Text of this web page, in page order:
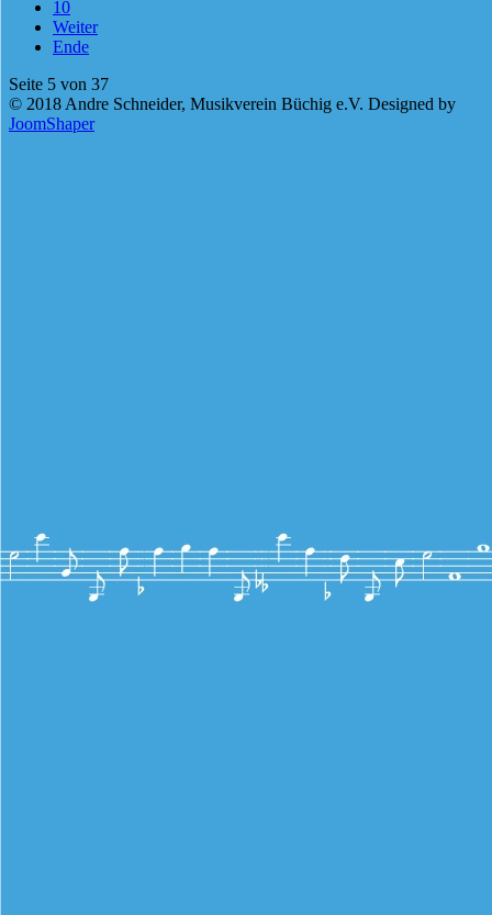
10
Weiter
Ende
Seite 5 von 37
© 2018 Andre Schneider, Musikverein Büchig e.V. Designed by
JoomShaper